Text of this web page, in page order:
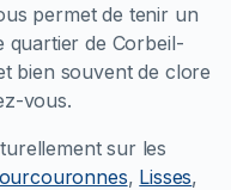
permet de tenir un
quartier de Corbeil-
bien souvent de clore
vous.
sur les
, Lisses,